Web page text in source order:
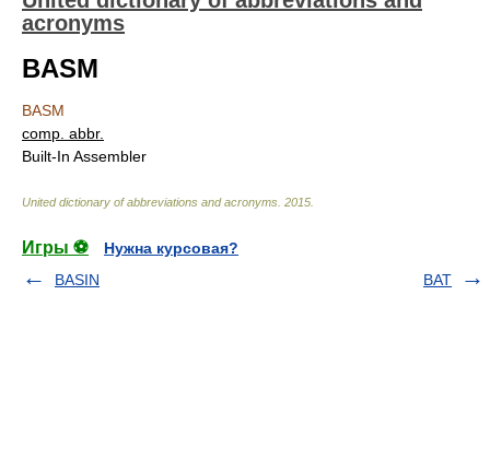
acronyms
BASM
BASM
comp. abbr.
Built-In Assembler
United dictionary of abbreviations and acronyms 2015
Игры ⚽
Нужна курсовая?
BASIN
BAT